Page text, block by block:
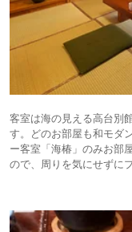
客室は海の見える高台別
す。どのお部屋も和モダ
ー客室「海椿」のみお部
ので、周りを気にせずに